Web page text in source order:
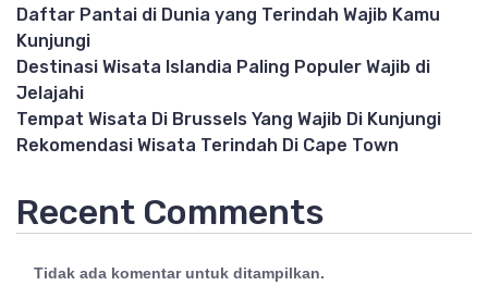
Daftar Pantai di Dunia yang Terindah Wajib Kamu
Kunjungi
Destinasi Wisata Islandia Paling Populer Wajib di
Jelajahi
Tempat Wisata Di Brussels Yang Wajib Di Kunjungi
Rekomendasi Wisata Terindah Di Cape Town
Recent Comments
Tidak ada komentar untuk ditampilkan.